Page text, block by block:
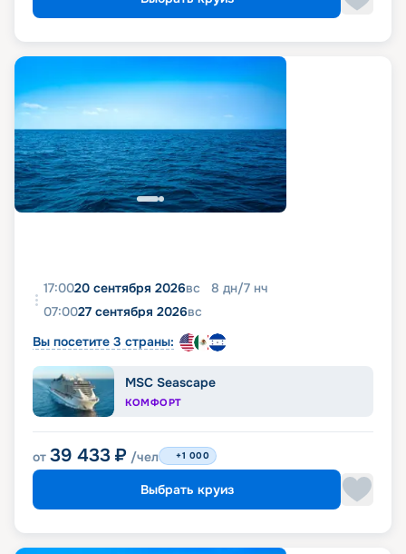
17:0020 сентября 2026вс 8 дн/7 нч
07:0027 сентября 2026вс
Вы посетите 3 страны:
MSC Seascape
КОМФОРТ
от 39 433 ₽ /чел +1 000
Выбрать круиз